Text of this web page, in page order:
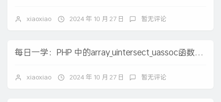
xiaoxiao 2024 年 10 月 27 日 暂无评论
每日一学：PHP 中的array_uintersect_uassoc函数详解
xiaoxiao 2024 年 10 月 27 日 暂无评论